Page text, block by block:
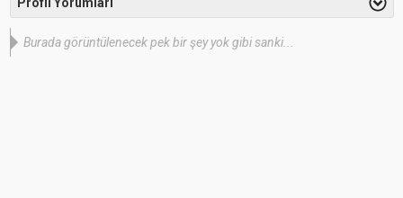
Profil Yorumları
Burada görüntülenecek pek bir şey yok gibi sanki...